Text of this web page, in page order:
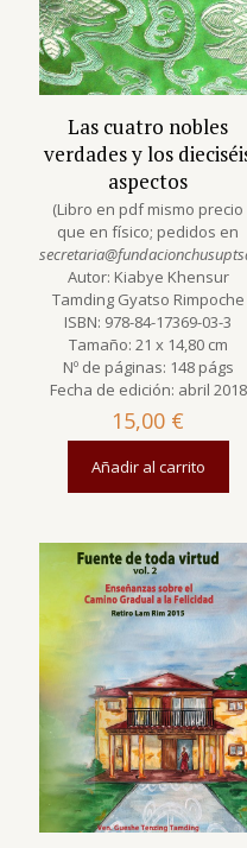
Las cuatro nobles
verdades y los
aspectos
(Libro en pdf mismo precio
que en físico; pedidos en
Autor: Kiabye Khensur
Tamding Gyatso Rimpoche
ISBN: 978-84-17369-03-3
Tamaño: 21 x 14,80 cm
Nº de páginas: 148 págs
Fecha de edición: abril 2018
15,00 €
Añadir al carrito